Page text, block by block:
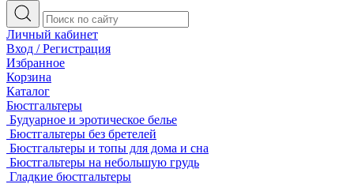
Личный кабинет
Вход / Регистрация
Избранное
Корзина
Каталог
Бюстгальтеры
Будуарное и эротическое белье
Бюстгальтеры без бретелей
Бюстгальтеры и топы для дома и сна
Бюстгальтеры на небольшую грудь
Гладкие бюстгальтеры